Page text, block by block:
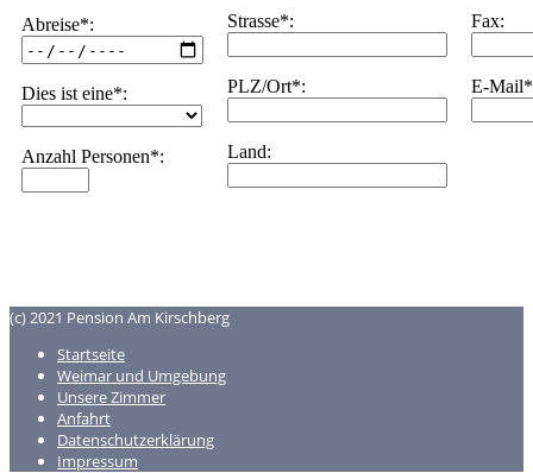
(c) 2021 Pension Am Kirschberg
Startseite
Weimar und Umgebung
Unsere Zimmer
Anfahrt
Datenschutzerklärung
Impressum